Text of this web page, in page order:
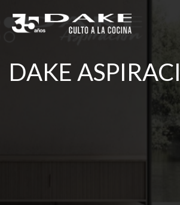
contenido
DAKE